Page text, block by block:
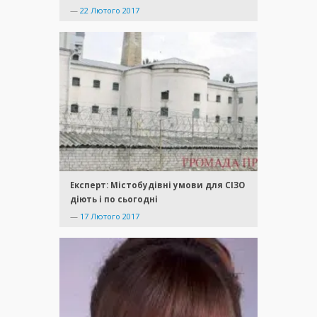
— 22 Лютого 2017
Експерт: Містобудівні умови для СІЗО
діють і по сьогодні
— 17 Лютого 2017